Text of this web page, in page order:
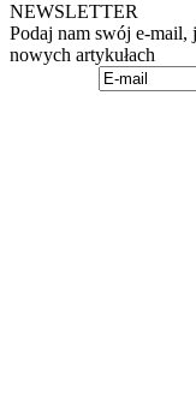
NEWSLETTER
Podaj nam swój e-mail,
nowych artykułach